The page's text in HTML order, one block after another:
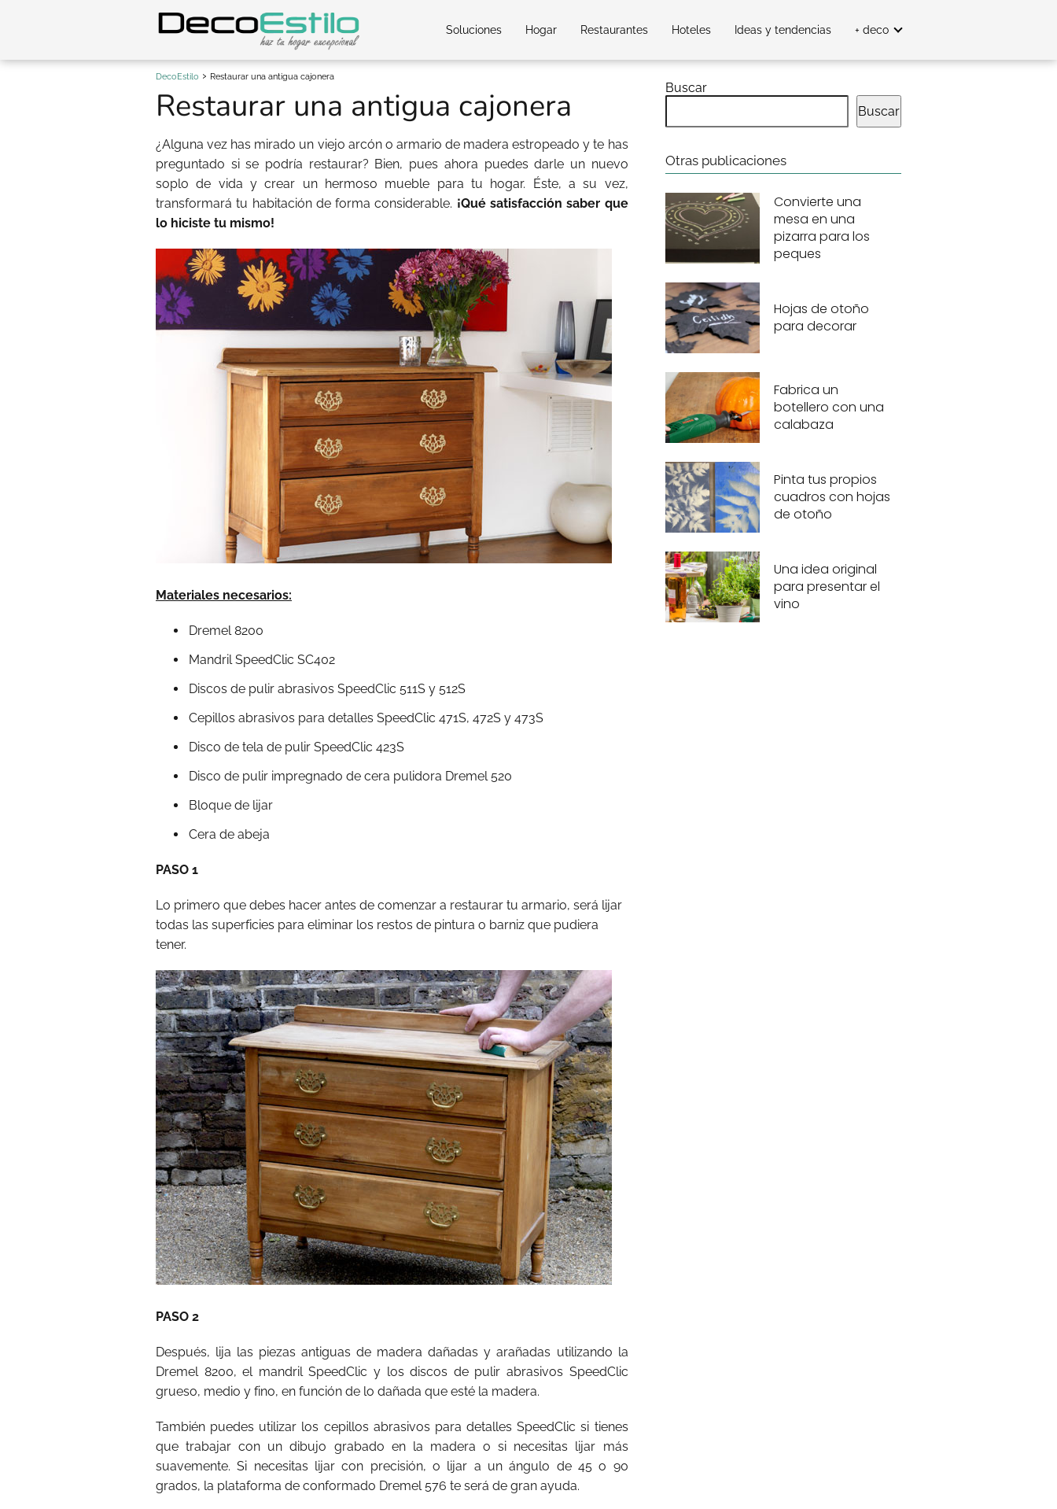
Soluciones Hogar Restaurantes Hoteles Ideas y tendencias + deco
DecoEstilo Restaurar una antigua cajonera
Restaurar una antigua cajonera
¿Alguna vez has mirado un viejo arcón o armario de madera estropeado y te has
preguntado si se podría restaurar? Bien, pues ahora puedes darle un nuevo
soplo de vida y crear un hermoso mueble para tu hogar. Éste, a su vez,
transformará tu habitación de forma considerable. ¡Qué satisfacción saber que
lo hiciste tu mismo!
Materiales necesarios:
Dremel 8200
Mandril SpeedClic SC402
Discos de pulir abrasivos SpeedClic 511S y 512S
Cepillos abrasivos para detalles SpeedClic 471S, 472S y 473S
Disco de tela de pulir SpeedClic 423S
Disco de pulir impregnado de cera pulidora Dremel 520
Bloque de lijar
Cera de abeja
PASO 1
Lo primero que debes hacer antes de comenzar a restaurar tu armario, será lijar
todas las superficies para eliminar los restos de pintura o barniz que pudiera
tener.
PASO 2
Después, lija las piezas antiguas de madera dañadas y arañadas utilizando la
Dremel 8200, el mandril SpeedClic y los discos de pulir abrasivos SpeedClic
grueso, medio y fino, en función de lo dañada que esté la madera.
También puedes utilizar los cepillos abrasivos para detalles SpeedClic si tienes
que trabajar con un dibujo grabado en la madera o si necesitas lijar más
suavemente. Si necesitas lijar con precisión, o lijar a un ángulo de 45 o 90
grados, la plataforma de conformado Dremel 576 te será de gran ayuda.
Buscar
Buscar
Otras publicaciones
Convierte una
mesa en una
pizarra para los
peques
Hojas de otoño
para decorar
Fabrica un
botellero con una
calabaza
Pinta tus propios
cuadros con hojas
de otoño
Una idea original
para presentar el
vino